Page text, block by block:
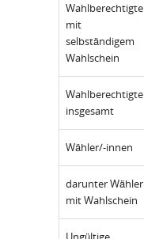
Wahlberechtigte
mit
selbständigem
Wahlschein
Wahlberechtigte
insgesamt
Wähler/-innen
darunter Wähler
mit Wahlschein